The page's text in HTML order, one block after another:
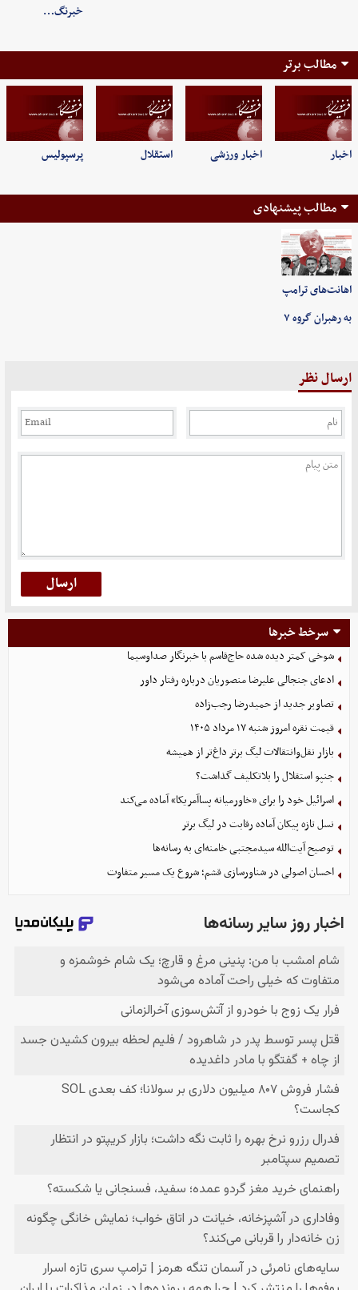
خبرنگ…
مطالب برتر
اخبار اخبار ورزشی استقلال پرسپولیس
مطالب پیشنهادی
اهانت‌های ترامپ
به رهبران گروه ۷
ارسال نظر
سرخط خبرها
شوخی کمتر دیده شده حاج‌قاسم با خبرنگار صداوسیما
ادعای جنجالی علیرضا منصوریان درباره رفتار داور
تصاویر جدید از حمیدرضا رجب‌زاده
قیمت نقره امروز شنبه ۱۷ مرداد ۱۴۰۵
بازار نقل‌وانتقالات لیگ برتر داغ‌تر از همیشه
جنپو استقلال را بلاتکلیف گذاشت؟
اسرائیل خود را برای «خاورمیانه پساآمریکا» آماده می‌کند
نسل تازه پیکان آماده رقابت در لیگ برتر
توصیح آیت‌الله سیدمجتبی خامنه‌ای به رسانه‌ها
احسان اصولی در شناورسازی قشم؛ شروع یک مسیر متفاوت